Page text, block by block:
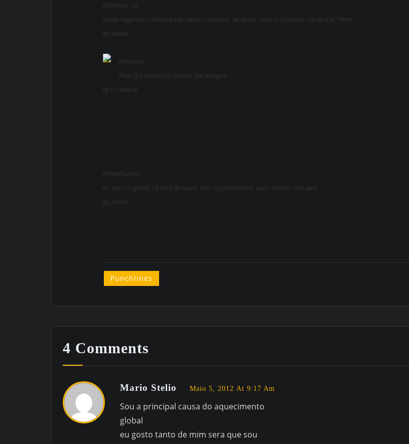
@Sebast_10
meus nigga são cães que não ladram mordem, se abres muito o cú podes crer que te f*dem
by abdiel
@Iranetty
Real G’s moved on silence like lasagna
by Lil Wayne
@NelDuardo
eu sou um gorilla na hora do txaco, não há preservativo vuzo mesmo com saco
by Abdiel
Punchlines
4 Comments
Mario Stelio Maio 5, 2012 At 9:17 Am
Sou a principal causa do aquecimento
global
eu gosto tanto de mim sera que sou